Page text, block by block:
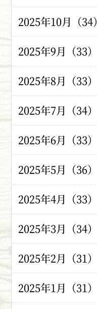
2025年10月（34）
2025年9月（33）
2025年8月（33）
2025年7月（34）
2025年6月（33）
2025年5月（36）
2025年4月（33）
2025年3月（34）
2025年2月（31）
2025年1月（31）